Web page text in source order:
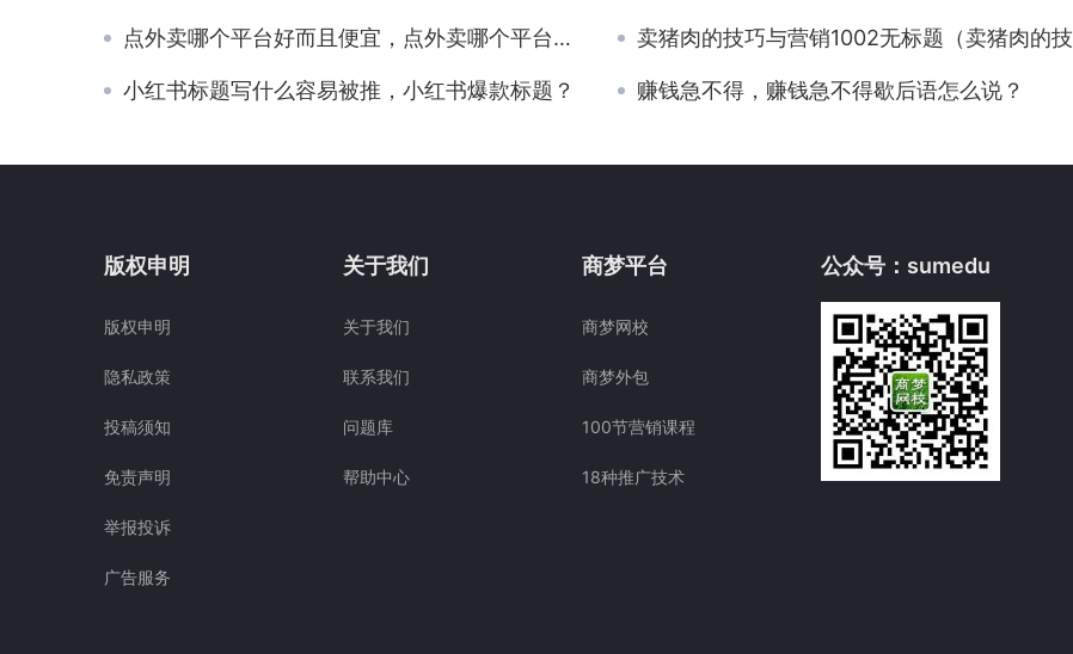
点外卖哪个平台好而且便宜，点外卖哪个平台好而且便宜知乎？ 卖猪肉的技巧与营销1002无标题（卖猪肉的技巧与营销句子）
小红书标题写什么容易被推，小红书爆款标题？ 赚钱急不得，赚钱急不得歇后语怎么说？
版权申明
版权申明
隐私政策
投稿须知
免责声明
举报投诉
广告服务
关于我们
关于我们
联系我们
问题库
帮助中心
商梦平台
商梦网校
商梦外包
100节营销课程
18种推广技术
公众号：sumedu